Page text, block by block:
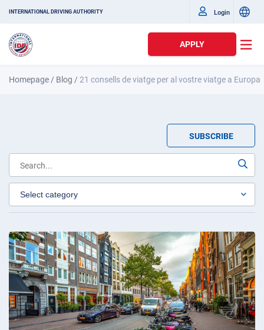
INTERNATIONAL DRIVING AUTHORITY Login
APPLY
Homepage / Blog /21 consells de viatge per al vostre viatge a Europa
SUBSCRIBE